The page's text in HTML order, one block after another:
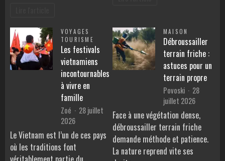
VOYAGES
TOURISME
Les festivals
vietnamiens
incontournables
à vivre en
famille
Zoé
28 juillet
2026
Le Vietnam est l’un de ces pays
où les traditions font
MAISON
Débroussailler
terrain friche :
astuces pour un
terrain propre
Povoski
28
juillet 2026
Face à une végétation dense,
débroussailler terrain friche
demande méthode et patience.
La nature reprend vite ses